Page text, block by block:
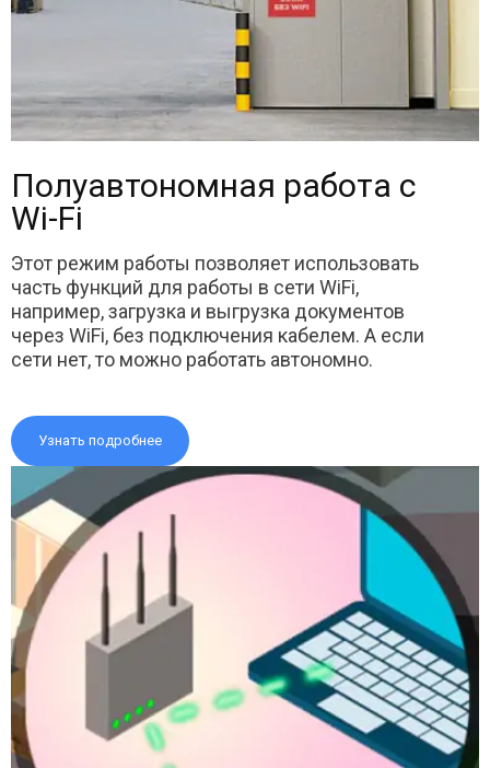
Полуавтономная работа с
Wi-Fi
Этот режим работы позволяет использовать
часть функций для работы в сети WiFi,
например, загрузка и выгрузка документов
через WiFi, без подключения кабелем. А если
сети нет, то можно работать автономно.
Узнать подробнее